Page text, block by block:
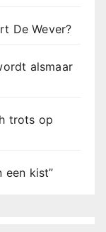
De Wever?
alsmaar
trots op
een kist”